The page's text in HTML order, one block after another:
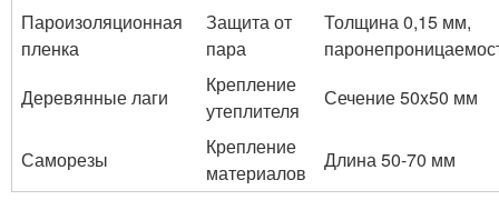
Пароизоляционная
пленка
Защита от
пара
Толщина 0,15 мм,
Деревянные лаги
Крепление
утеплителя
Сечение 50x50 мм
Саморезы
Крепление
материалов
Длина 50-70 мм